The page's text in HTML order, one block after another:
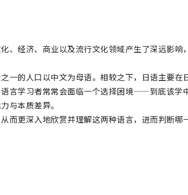
、经济、商业以及流行文化领域产生了深远影响
一的人口以中文为母语。相较之下，日语主要在
言学习者常常会面临一个选择困境——到底该学
与本质差异。
而更深入地欣赏并理解这两种语言，进而判断哪